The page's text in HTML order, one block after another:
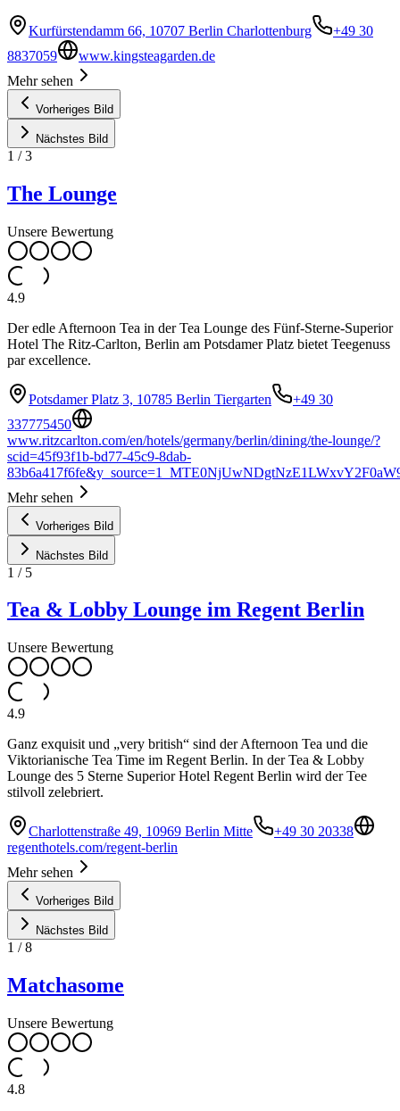
Kurfürstendamm 66, 10707 Berlin Charlottenburg
+49 30
8837059
www.kingsteagarden.de
Mehr sehen
Vorheriges Bild
Nächstes Bild
1 /3
The Lounge
Unsere Bewertung
4.9
Der edle Afternoon Tea in der Tea Lounge des Fünf-Sterne-Superior
Hotel The Ritz-Carlton, Berlin am Potsdamer Platz bietet Teegenuss
par excellence.
Potsdamer Platz 3, 10785 Berlin Tiergarten
+49 30
337775450
www.ritzcarlton.com/en/hotels/germany/berlin/dining/the-lounge/?
scid=45f93f1b-bd77-45c9-8dab-
Mehr sehen
Vorheriges Bild
Nächstes Bild
1 / 5
Tea & Lobby Lounge im Regent Berlin
Unsere Bewertung
4.9
Ganz exquisit und „very british“ sind der Afternoon Tea und die
Viktorianische Tea Time im Regent Berlin. In der Tea & Lobby
Lounge des 5 Sterne Superior Hotel Regent Berlin wird der Tee
stilvoll zelebriert.
Charlottenstraße 49, 10969 Berlin Mitte
+49 30 20338
regenthotels.com/regent-berlin
Mehr sehen
Vorheriges Bild
Nächstes Bild
1 /8
Matchasome
Unsere Bewertung
4.8